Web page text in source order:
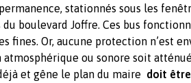
stationnés sous les
boulevard Joffre. Ces bus
fines. Or, aucune protection n’est
ou sonore soit
et gêne le plan du maire doit